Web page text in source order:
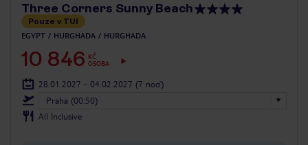
Three Corners Sunny Beach
Pouze v TUI
EGYPT HURGHADA HURGHADA
10 846 KČ
OSOBA
28.01.2027 - 04.02.2027 (7 nocí)
Praha (00:50)
All Inclusive